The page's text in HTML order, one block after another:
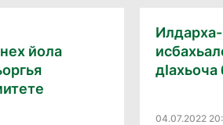
йола
Илдарха-
дIахьоча
04.07.2022